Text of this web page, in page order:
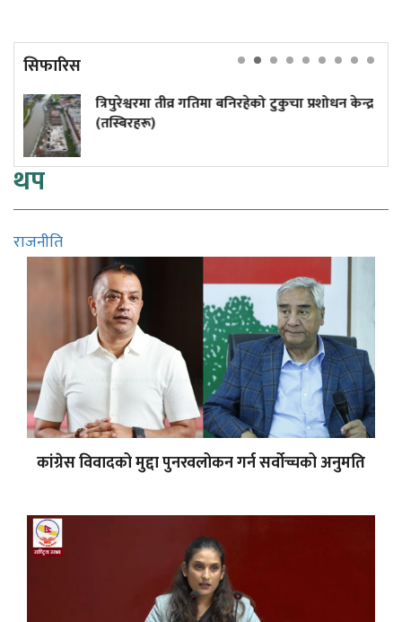
सिफारिस
तीव्र गतिमा बनिरहेको टुकुचा प्रशोधन केन्द्र
५०
थप
राजनीति
कांग्रेस विवादको मुद्दा पुनरवलोकन गर्न सर्वोच्चको अनुमति